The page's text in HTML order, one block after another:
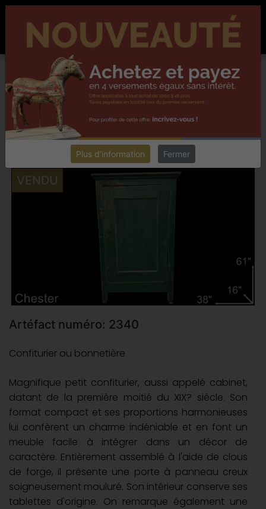
Chester collectionneur antiquités
Plus d'information Fermer
DENIS DUSSEAULT,
LAVALTRIE
INTÉGRER UN ARTÉFACT DANS VOTRE DÉCOR
VENDU
Artéfact numéro: 2340
Confiturier ou bonnetière
Magnifique petit confiturier, aussi appelé cabinet,
datant de la première moitié du XIX? siècle. Son
format compact et ses proportions harmonieuses
lui confèrent un charme indéniable et en font un
meuble facile à intégrer dans un décor de
caractère. Entièrement assemblé à l'aide de clous
de forge, il présente une porte à panneau creux
soigneusement mouluré. Son intérieur conserve ses
tablettes d'origine. On remarque également une